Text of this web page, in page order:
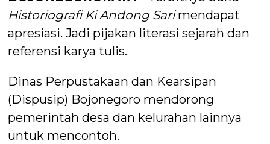
Historiografi Ki Andong Sarimendapat
apresiasi. Jadi pijakan literasi sejarah dan
referensi karya tulis.
Dinas Perpustakaan dan Kearsipan
(Dispusip) Bojonegoro mendorong
pemerintah desa dan kelurahan lainnya
untuk mencontoh.